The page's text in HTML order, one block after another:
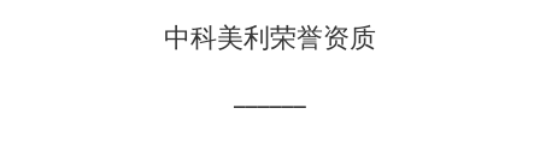
中科美利荣誉资质